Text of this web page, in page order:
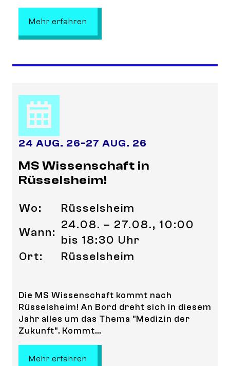
Mehr erfahren
24 AUG. 26-27 AUG. 26
MS Wissenschaft in
Rüsselsheim!
Wo:
Rüsselsheim
Wann:
24.08. – 27.08., 10:00
bis 18:30 Uhr
Ort:
Rüsselsheim
Die MS Wissenschaft kommt nach
Rüsselsheim! An Bord dreht sich in diesem
Jahr alles um das Thema "Medizin der
Zukunft". Kommt...
Mehr erfahren